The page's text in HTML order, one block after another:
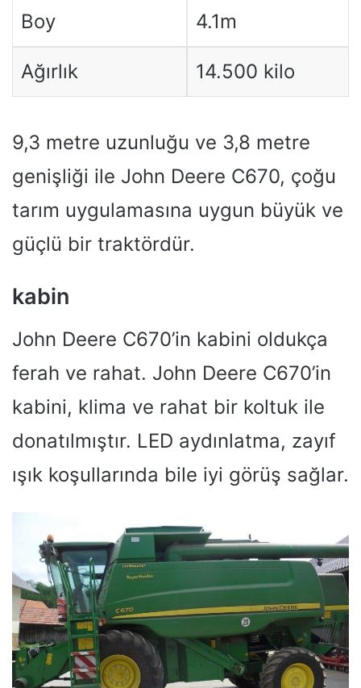
Boy 4.1m
Ağırlık 14.500 kilo
9,3 metre uzunluğu ve 3,8 metre
genişliği ile John Deere C670, çoğu
tarım uygulamasına uygun büyük ve
güçlü bir traktördür.
kabin
John Deere C670’in kabini oldukça
ferah ve rahat. John Deere C670’in
kabini, klima ve rahat bir koltuk ile
donatılmıştır. LED aydınlatma, zayıf
ışık koşullarında bile iyi görüş sağlar.